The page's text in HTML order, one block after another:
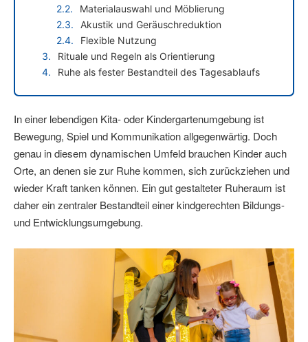
Materialauswahl und Möblierung
Akustik und Geräuschreduktion
Flexible Nutzung
Rituale und Regeln als Orientierung
Ruhe als fester Bestandteil des Tagesablaufs
In einer lebendigen Kita- oder Kindergartenumgebung ist
Bewegung, Spiel und Kommunikation allgegenwärtig. Doch
genau in diesem dynamischen Umfeld brauchen Kinder auch
Orte, an denen sie zur Ruhe kommen, sich zurückziehen und
wieder Kraft tanken können. Ein gut gestalteter Ruheraum ist
daher ein zentraler Bestandteil einer kindgerechten Bildungs-
und Entwicklungsumgebung.